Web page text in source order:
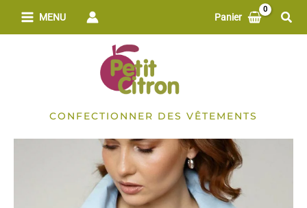
MENU Panier
CONFECTIONNER DES VÊTEMENTS